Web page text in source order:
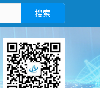
搜索